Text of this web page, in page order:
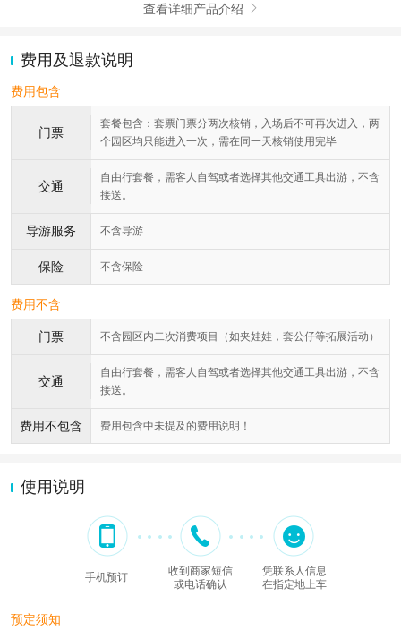
查看详细产品介绍 
费用及退款说明
费用包含
门票
套餐包含：套票门票分两次核销，入场后不可再次进入，两
个园区均只能进入一次，需在同一天核销使用完毕
交通
自由行套餐，需客人自驾或者选择其他交通工具出游，不含
接送。
导游服务 不含导游
保险 不含保险
费用不含
门票 不含园区内二次消费项目（如夹娃娃，套公仔等拓展活动）
交通
自由行套餐，需客人自驾或者选择其他交通工具出游，不含
接送。
费用不包含 费用包含中未提及的费用说明！
使用说明
手机预订
收到商家短信
或电话确认
凭联系人信息
在指定地上车
预定须知